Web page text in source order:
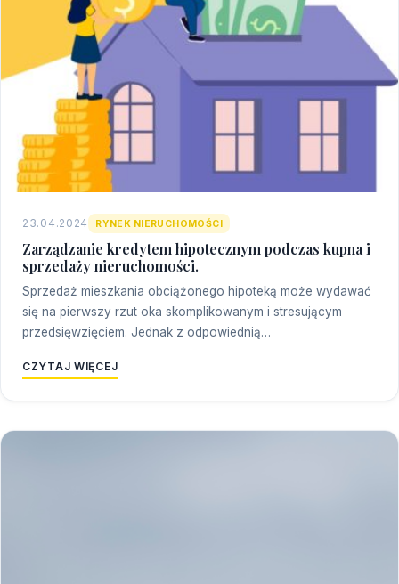
23.04.2024 RYNEK NIERUCHOMOŚCI
Zarządzanie kredytem hipotecznym podczas kupna i
sprzedaży nieruchomości.
Sprzedaż mieszkania obciążonego hipoteką może wydawać
się na pierwszy rzut oka skomplikowanym i stresującym
przedsięwzięciem. Jednak z odpowiednią…
CZYTAJ WIĘCEJ